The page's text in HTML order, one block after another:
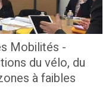
Mobilités -
du vélo, du
à faibles